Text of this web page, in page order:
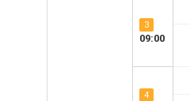
3
09:00
4